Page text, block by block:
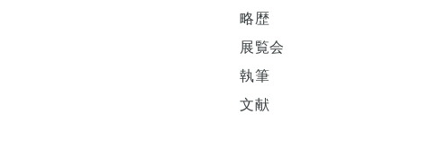
略歴
展覧会
執筆
文献